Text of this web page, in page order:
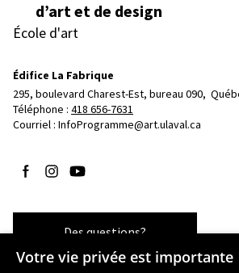
d’art et de design
École d'art
Édifice La Fabrique
295, boulevard Charest-Est, bureau 090,
Téléphone : 418 656-7631
Courriel : InfoProgramme@art.ulaval.ca
Suivez-nous sur Facebook
Suivez-nous sur Instagram
Suivez-nous sur YouTube
Des questions?
Votre vie privée est importante